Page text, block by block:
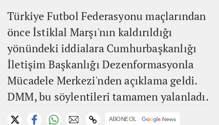
Türkiye Futbol Federasyonu maçlarından
önce İstiklal Marşı'nın kaldırıldığı
yönündeki iddialara Cumhurbaşkanlığı
İletişim Başkanlığı Dezenformasyonla
Mücadele Merkezi'nden açıklama geldi.
DMM, bu söylentileri tamamen yalanladı.
ABONE OL